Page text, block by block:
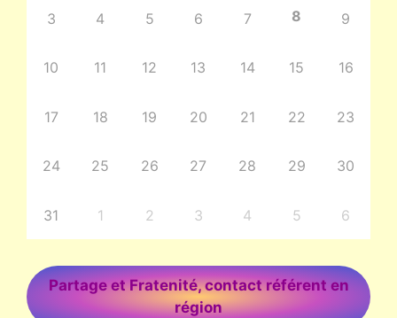
3 4 5 6 7 8 9
10 11 12 13 14 15 16
17 18 19 20 21 22 23
24 25 26 27 28 29 30
31 1 2 3 4 5 6
Partage et Fratenité, contact référent en
région